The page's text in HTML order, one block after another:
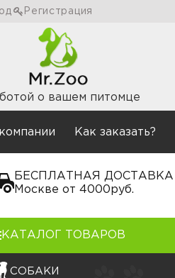
Регистрация
о вашем питомце
Как заказать?
БЕСПЛАТНАЯ ДОСТАВКА
Москве от 4000руб.
КАТАЛОГ ТОВАРОВ
СОБАКИ